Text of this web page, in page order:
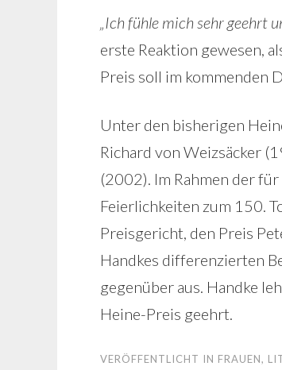
„Ich fühle mich sehr geehrt
erste Reaktion gewesen,
Preis soll im kommenden
Unter den bisherigen
Richard von Weizsäcker
(2002). Im Rahmen der
Feierlichkeiten zum 150.
Preisgericht, den Preis
Handkes differenzierten
gegenüber aus. Handke
Heine-Preis geehrt.
VERÖFFENTLICHT IN FRAUEN,